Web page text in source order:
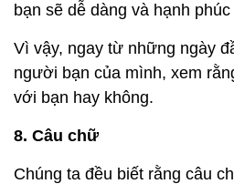
bạn sẽ dễ dàng và hạnh
Vì vậy, ngay từ những ngày
người bạn của mình, xem
với bạn hay không.
8. Câu chữ
Chúng ta đều biết rằng câu